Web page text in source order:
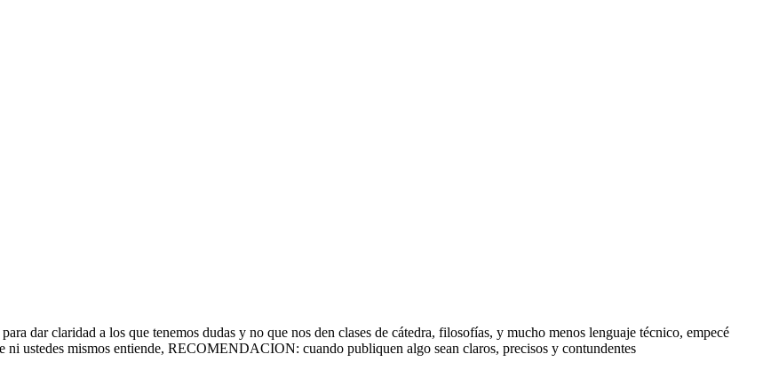
dar claridad a los que tenemos dudas y no que nos den clases de cátedra, filosofías, y mucho menos lenguaje técnico, empecé
ni ustedes mismos entiende, RECOMENDACION: cuando publiquen algo sean claros, precisos y contundentes